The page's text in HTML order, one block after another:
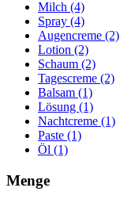
Milch (4)
Spray (4)
Augencreme (2)
Lotion (2)
Schaum (2)
Tagescreme (2)
Balsam (1)
Lösung (1)
Nachtcreme (1)
Paste (1)
Öl (1)
Menge